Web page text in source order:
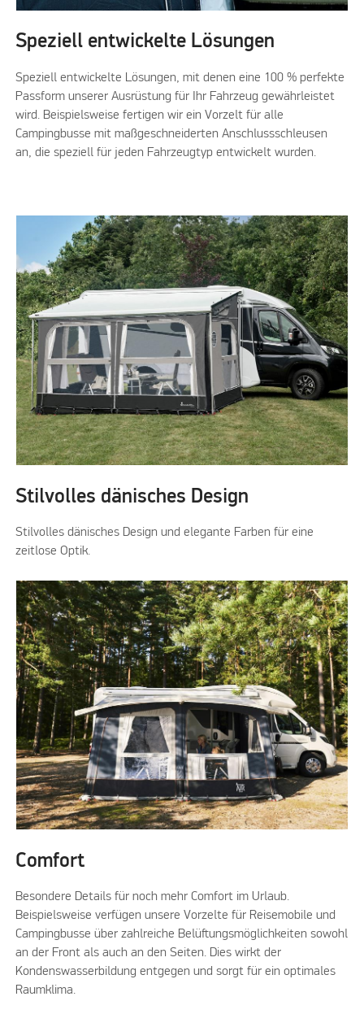
Speziell entwickelte Lösungen
Speziell entwickelte Lösungen, mit denen eine 100 % perfekte
Passform unserer Ausrüstung für Ihr Fahrzeug gewährleistet
wird. Beispielsweise fertigen wir ein Vorzelt für alle
Campingbusse mit maßgeschneiderten Anschlussschleusen
an, die speziell für jeden Fahrzeugtyp entwickelt wurden.
Stilvolles dänisches Design
Stilvolles dänisches Design und elegante Farben für eine
zeitlose Optik.
Comfort
Besondere Details für noch mehr Comfort im Urlaub.
Beispielsweise verfügen unsere Vorzelte für Reisemobile und
Campingbusse über zahlreiche Belüftungsmöglichkeiten sowohl
an der Front als auch an den Seiten. Dies wirkt der
Kondenswasserbildung entgegen und sorgt für ein optimales
Raumklima.